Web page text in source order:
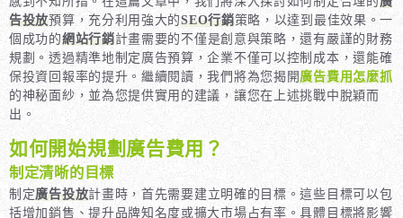
告投放預算，充分利用強大的SEO行銷策略，以達到最佳效果。一
個成功的網站行銷計畫需要的不僅是創意與策略，還有嚴謹的財務
規劃。透過精準地制定廣告預算，企業不僅可以控制成本，還能確
保投資回報率的提升。繼續閱讀，我們將為您揭開廣告費用怎麼抓
的神秘面紗，並為您提供實用的建議，讓您在上述挑戰中脫穎而
出。
如何開始規劃廣告費用？
制定清晰的目標
制定廣告投放計畫時，首先需要建立明確的目標。這些目標可以包
括增加銷售、提升品牌知名度或擴大市場占有率。具體目標將影響